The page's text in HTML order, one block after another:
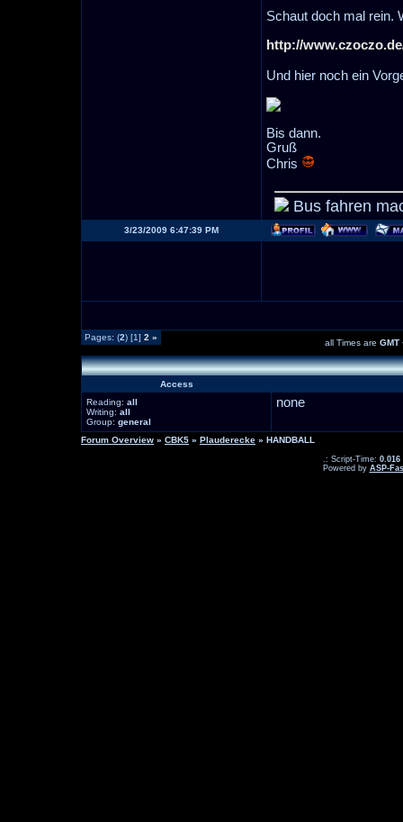
Schaut doch mal rein.
http://
Und hier noch ein
Bis dann.
Gruß
Chris
Bus fahren
3/23/2009 6:47:39 PM
Pages: (2) [1] 2 »
all Times are GMT
Access
Reading: all
Writing: all
Group: general
none
Forum Overview » CBK5 » Plauderecke » HANDBALL
.: Script-Time: 0.016
Powered by ASP-